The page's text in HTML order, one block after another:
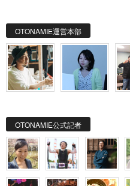
OTONAMIE運営本部
OTONAMIE公式記者